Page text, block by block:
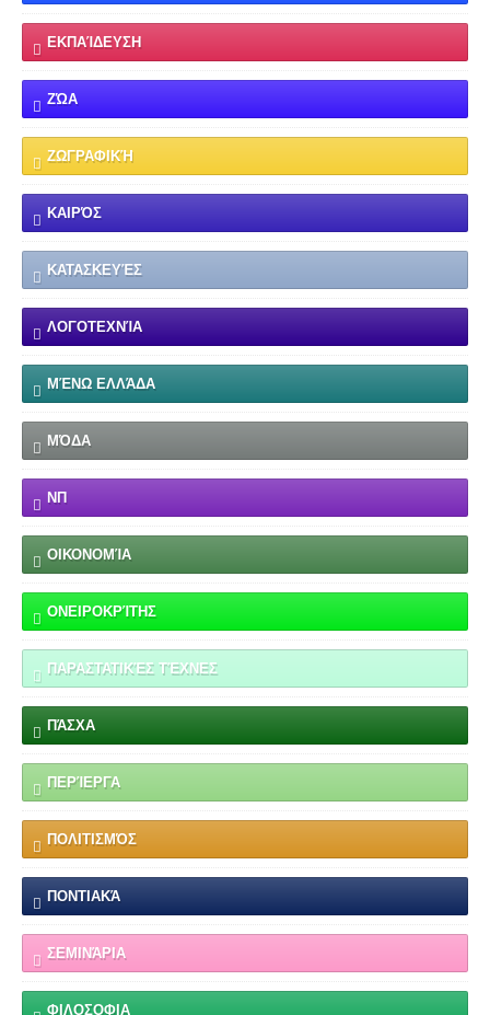
ΕΚΠΑΊΔΕΥΣΗ
ΖΏΑ
ΖΩΓΡΑΦΙΚΉ
ΚΑΙΡΌΣ
ΚΑΤΑΣΚΕΥΈΣ
ΛΟΓΟΤΕΧΝΊΑ
ΜΈΝΩ ΕΛΛΆΔΑ
ΜΌΔΑ
ΝΠ
ΟΙΚΟΝΟΜΊΑ
ΟΝΕΙΡΟΚΡΊΤΗΣ
ΠΑΡΑΣΤΑΤΙΚΈΣ ΤΈΧΝΕΣ
ΠΆΣΧΑ
ΠΕΡΊΕΡΓΑ
ΠΟΛΙΤΙΣΜΌΣ
ΠΟΝΤΙΑΚΆ
ΣΕΜΙΝΆΡΙΑ
ΦΙΛΟΣΟΦΙΑ